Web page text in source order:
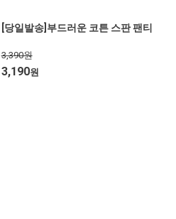
[당일발송]부드러운 코튼 스판 팬티
3,390원
3,190원